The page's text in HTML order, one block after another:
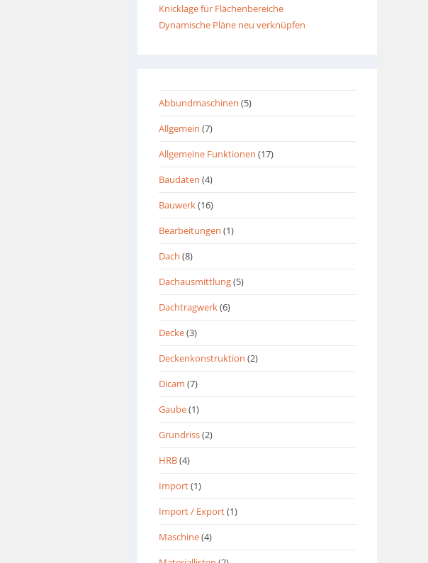
Knicklage für Flächenbereiche
Dynamische Pläne neu verknüpfen
Abbundmaschinen (5)
Allgemein (7)
Allgemeine Funktionen (17)
Baudaten (4)
Bauwerk(16)
Bearbeitungen (1)
Dach (8)
Dachausmittlung(5)
Dachtragwerk(6)
Decke(3)
Deckenkonstruktion (2)
Dicam (7)
Gaube(1)
Grundriss(2)
HRB(4)
Import(1)
Import / Export(1)
Maschine(4)